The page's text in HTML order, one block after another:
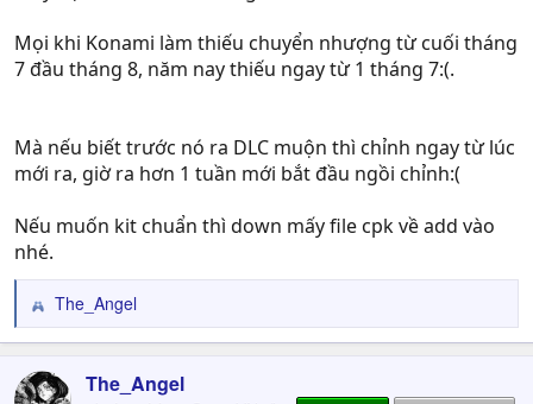
Mọi khi Konami làm thiếu chuyển nhượng từ cuối tháng
7 đầu tháng 8, năm nay thiếu ngay từ 1 tháng 7:(.
Mà nếu biết trước nó ra DLC muộn thì chỉnh ngay từ lúc
mới ra, giờ ra hơn 1 tuần mới bắt đầu ngồi chỉnh:(
Nếu muốn kit chuẩn thì down mấy file cpk về add vào
nhé.
R
e
c
The_Angel
The_Angel